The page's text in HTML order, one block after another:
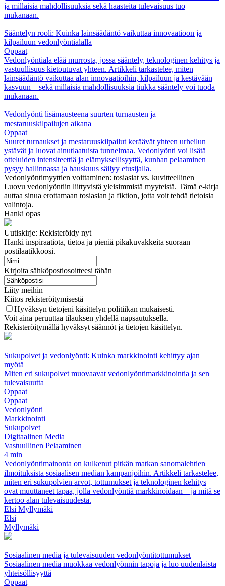
ja millaisia mahdollisuuksia sekä haasteita tulevaisuus tuo
mukanaan.
Sääntelyn rooli: Kuinka lainsäädäntö vaikuttaa innovaatioon ja
kilpailuun vedonlyöntialalla
Oppaat
Vedonlyöntiala elää murrosta, jossa sääntely, teknologinen kehitys ja
vastuullisuus kietoutuvat yhteen. Artikkeli tarkastelee, miten
lainsäädäntö vaikuttaa alan innovaatioihin, kilpailuun ja kestävään
kasvuun – sekä millaisia mahdollisuuksia tiukka sääntely voi tuoda
mukanaan.
Vedonlyönti lisämausteena suurten turnausten ja
mestaruuskilpailujen aikana
Oppaat
Suuret turnaukset ja mestaruuskilpailut keräävät yhteen urheilun
ystävät ja luovat ainutlaatuista tunnelmaa. Vedonlyönti voi lisätä
otteluiden intensiteettiä ja elämyksellisyyttä, kunhan pelaaminen
pysyy hallinnassa ja hauskuus säilyy etusijalla.
Vedonlyöntimyyttien voittaminen: tosiasiat vs. kuvitteellinen
Luovu vedonlyöntiin liittyvistä yleisimmistä myyteistä. Tämä e-kirja
auttaa sinua erottamaan tosiasian ja fiktion, jotta voit tehdä tietoisia
valintoja.
Hanki opas
Uutiskirje: Rekisteröidy nyt
Hanki inspiraatiota, tietoa ja pieniä pikakuvakkeita suoraan
postilaatikkoosi.
Kirjoita sähköpostiosoitteesi tähän
Liity meihin
Kiitos rekisteröitymisestä
Hyväksyn tietojeni käsittelyn politiikan mukaisesti.
Voit aina peruuttaa tilauksen yhdellä napsautuksella.
Rekisteröitymällä hyväksyt säännöt ja tietojen käsittelyn.
Sukupolvet ja vedonlyönti: Kuinka markkinointi kehittyy ajan
myötä
Miten eri sukupolvet muovaavat vedonlyöntimarkkinointia ja sen
tulevaisuutta
Oppaat
Oppaat
Vedonlyönti
Markkinointi
Sukupolvet
Digitaalinen Media
Vastuullinen Pelaaminen
4 min
Vedonlyöntimainonta on kulkenut pitkän matkan sanomalehtien
ilmoituksista sosiaalisen median kampanjoihin. Artikkeli tarkastelee,
miten eri sukupolvien arvot, tottumukset ja teknologinen kehitys
ovat muuttaneet tapaa, jolla vedonlyöntiä markkinoidaan – ja mitä se
kertoo alan tulevaisuudesta.
Elsi Myllymäki
Elsi
Myllymäki
Sosiaalinen media ja tulevaisuuden vedonlyöntitottumukset
Sosiaalinen media muokkaa vedonlyönnin tapoja ja luo uudenlaista
yhteisöllisyyttä
Oppaat